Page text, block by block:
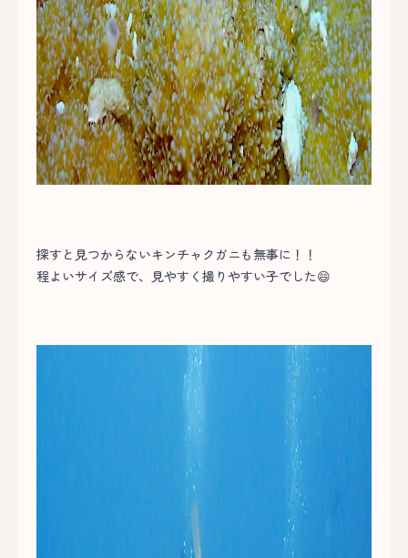
探すと見つからないキンチャクガニも無事に！！
程よいサイズ感で、見やすく撮りやすい子でした😄